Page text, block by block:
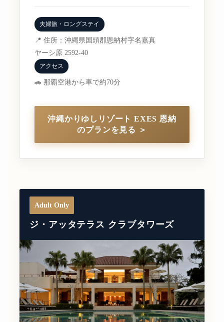
夫婦旅・ロングステイ
📍 住所：沖縄県国頭郡恩納村字名嘉真
ヤーシ原 2592-40
アクセス
🚗 那覇空港から車で約70分
沖縄かりゆしリゾート EXES 恩納
のプランを見る ＞
Adult Only
ジ・アッタテラス クラブタワーズ